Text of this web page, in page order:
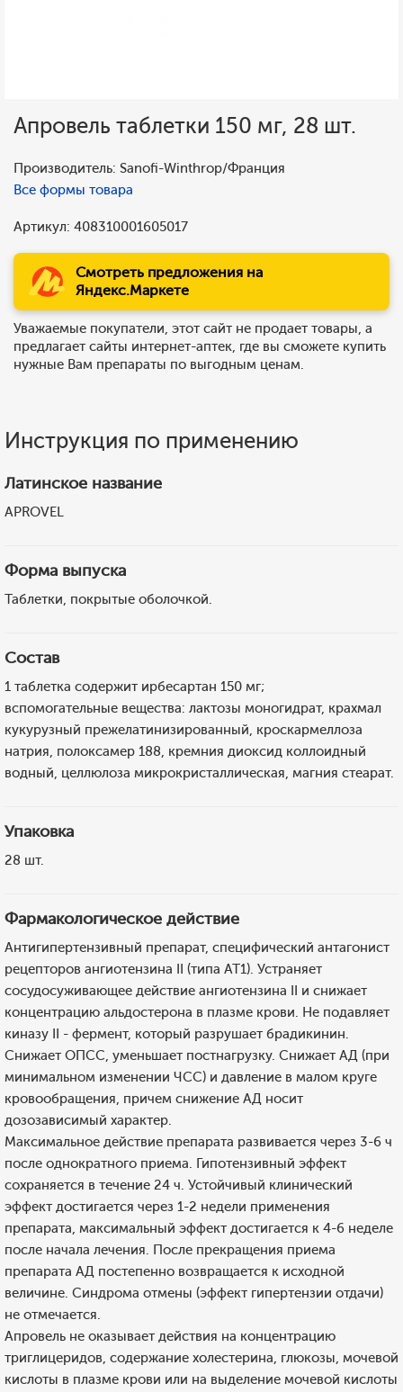
Апровель таблетки 150 мг, 28 шт.
Производитель: Sanofi-Winthrop/Франция
Все формы товара
Артикул: 408310001605017
Смотреть предложения на
Яндекс.Маркете
Уважаемые покупатели, этот сайт не продает товары, а
предлагает сайты интернет-аптек, где вы сможете купить
нужные Вам препараты по выгодным ценам.
Инструкция по применению
Латинское название
APROVEL
Форма выпуска
Таблетки, покрытые оболочкой.
Состав
1 таблетка содержит ирбесартан 150 мг;
вспомогательные вещества: лактозы моногидрат, крахмал
кукурузный прежелатинизированный, кроскармеллоза
натрия, полоксамер 188, кремния диоксид коллоидный
водный, целлюлоза микрокристаллическая, магния стеарат.
Упаковка
28 шт.
Фармакологическое действие
Антигипертензивный препарат, специфический антагонист
рецепторов ангиотензина II (типа АТ1). Устраняет
сосудосуживающее действие ангиотензина II и снижает
концентрацию альдостерона в плазме крови. Не подавляет
киназу II - фермент, который разрушает брадикинин.
Снижает ОПСС, уменьшает постнагрузку. Снижает АД (при
минимальном изменении ЧСС) и давление в малом круге
кровообращения, причем снижение АД носит
дозозависимый характер.
Максимальное действие препарата развивается через 3-6 ч
после однократного приема. Гипотензивный эффект
сохраняется в течение 24 ч. Устойчивый клинический
эффект достигается через 1-2 недели применения
препарата, максимальный эффект достигается к 4-6 неделе
после начала лечения. После прекращения приема
препарата АД постепенно возвращается к исходной
величине. Синдрома отмены (эффект гипертензии отдачи)
не отмечается.
Апровель не оказывает действия на концентрацию
триглицеридов, содержание холестерина, глюкозы, мочевой
кислоты в плазме крови или на выделение мочевой кислоты